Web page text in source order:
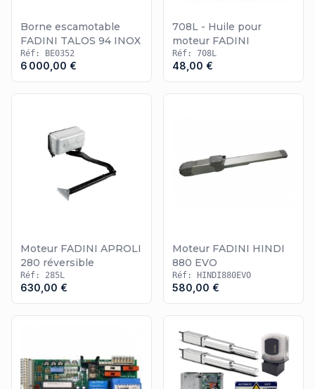
Borne escamotable
FADINI TALOS 94 INOX
Réf: BE0352
6 000,00 €
708L - Huile pour
moteur FADINI
Réf: 708L
48,00 €
Moteur FADINI APROLI
280 réversible
Réf: 285L
630,00 €
Moteur FADINI HINDI
880 EVO
Réf: HINDI880EVO
580,00 €